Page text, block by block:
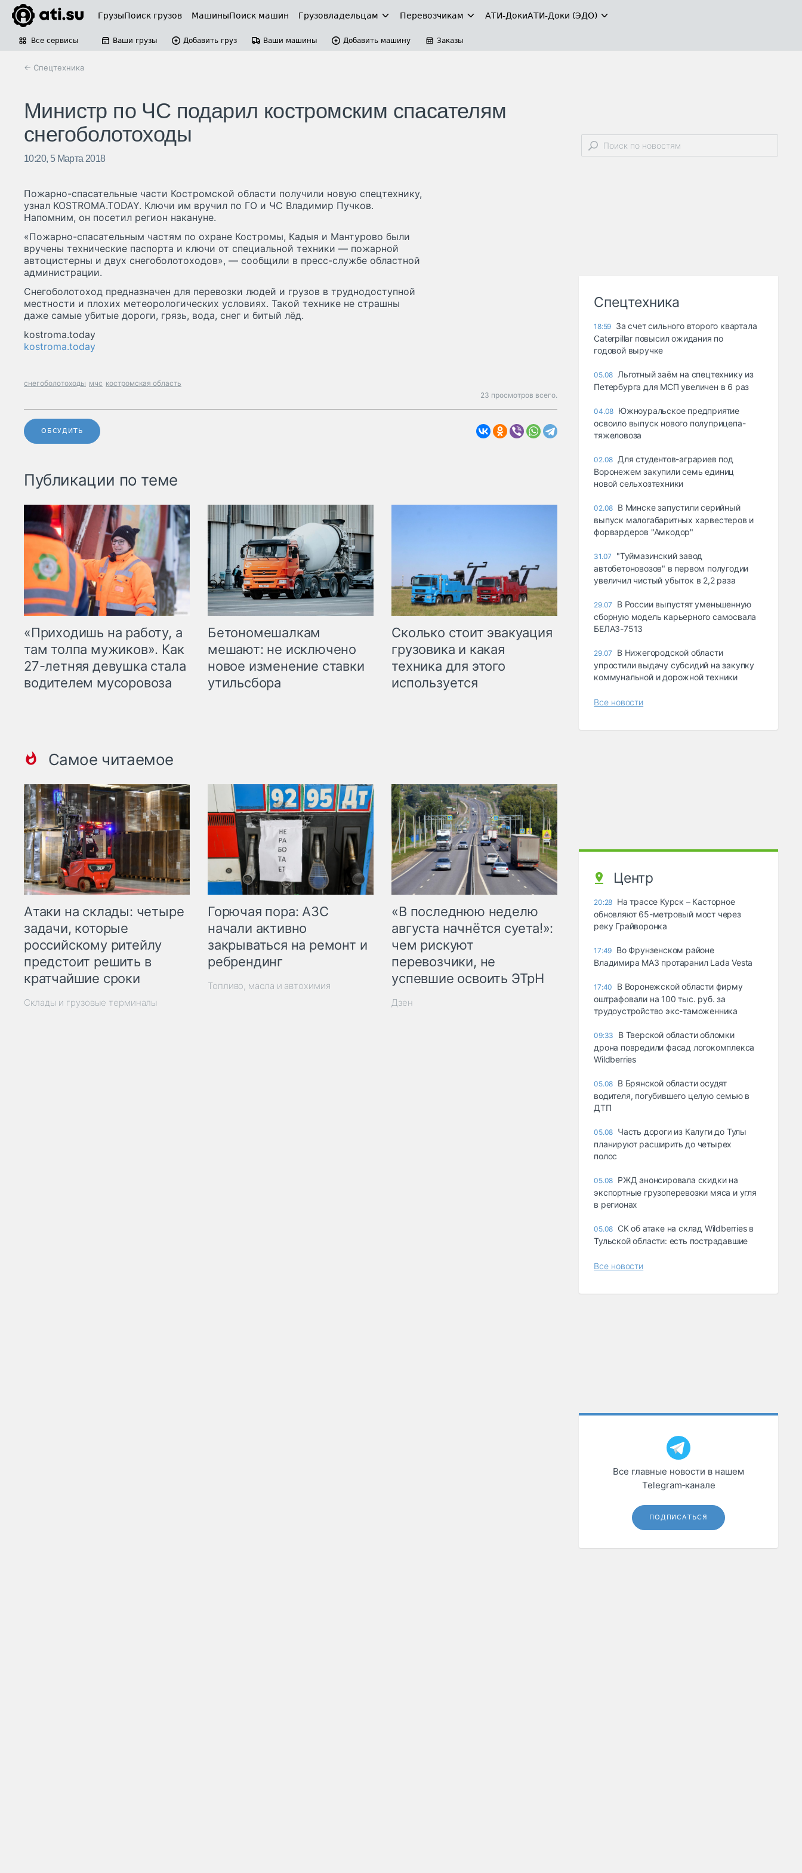
ГрузыПоиск грузов МашиныПоиск машин Грузовладельцам Перевозчикам АТИ-ДокиАТИ-Доки (ЭДО)
Все сервисы Ваши грузы Добавить груз Ваши машины Добавить машину Заказы
← Спецтехника
Министр по ЧС подарил костромским спасателям
снегоболотоходы
10:20, 5 Марта 2018
Пожарно-спасательные части Костромской области получили новую спецтехнику,
узнал KOSTROMA.TODAY. Ключи им вручил по ГО и ЧС Владимир Пучков.
Напомним, он посетил регион накануне.
«Пожарно-спасательным частям по охране Костромы, Кадыя и Мантурово были
вручены технические паспорта и ключи от специальной техники — пожарной
автоцистерны и двух снегоболотоходов», — сообщили в пресс-службе областной
администрации.
Снегоболотоход предназначен для перевозки людей и грузов в труднодоступной
местности и плохих метеорологических условиях. Такой технике не страшны
даже самые убитые дороги, грязь, вода, снег и битый лёд.
kostroma.today
kostroma.today
снегоболотоходы мчс костромская область
23 просмотров всего.
ОБСУДИТЬ
Публикации по теме
«Приходишь на работу, а
там толпа мужиков». Как
27-летняя девушка стала
водителем мусоровоза
Бетономешалкам
мешают: не исключено
новое изменение ставки
утильсбора
Сколько стоит эвакуация
грузовика и какая
техника для этого
используется
Самое читаемое
Атаки на склады: четыре
задачи, которые
российскому ритейлу
предстоит решить в
кратчайшие сроки
Склады и грузовые терминалы
Горючая пора: АЗС
начали активно
закрываться на ремонт и
ребрендинг
Топливо, масла и автохимия
«В последнюю неделю
августа начнётся суета!»:
чем рискуют
перевозчики, не
успевшие освоить ЭТрН
Дзен
Спецтехника
18:59 За счет сильного второго квартала
Caterpillar повысил ожидания по
годовой выручке
05.08 Льготный заём на спецтехнику из
Петербурга для МСП увеличен в 6 раз
04.08 Южноуральское предприятие
освоило выпуск нового полуприцепа-
тяжеловоза
02.08 Для студентов-аграриев под
Воронежем закупили семь единиц
новой сельхозтехники
02.08 В Минске запустили серийный
выпуск малогабаритных харвестеров и
форвардеров "Амкодор"
31.07
"Туймазинский завод
автобетоновозов" в первом полугодии
увеличил чистый убыток в 2,2 раза
29.07
В России выпустят уменьшенную
сборную модель карьерного самосвала
БЕЛАЗ-7513
29.07
В Нижегородской области
упростили выдачу субсидий на закупку
коммунальной и дорожной техники
Все новости
Центр
20:28 На трассе Курск – Касторное
обновляют 65-метровый мост через
реку Грайворонка
17:49 Во Фрунзенском районе
Владимира МАЗ протаранил Lada Vesta
17:40
В Воронежской области фирму
оштрафовали на 100 тыс. руб. за
трудоустройство экс-таможенника
09:33
В Тверской области обломки
дрона повредили фасад логокомплекса
Wildberries
05.08 В Брянской области осудят
водителя, погубившего целую семью в
ДТП
05.08 Часть дороги из Калуги до Тулы
планируют расширить до четырех
полос
05.08 РЖД анонсировала скидки на
экспортные грузоперевозки мяса и угля
в регионах
05.08 СК об атаке на склад Wildberries в
Тульской области: есть пострадавшие
Все новости
Все главные новости в нашем
Telegram‑канале
ПОДПИСАТЬСЯ